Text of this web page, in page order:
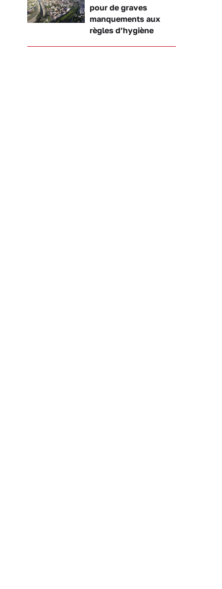
pour de graves
manquements aux
règles d’hygiène